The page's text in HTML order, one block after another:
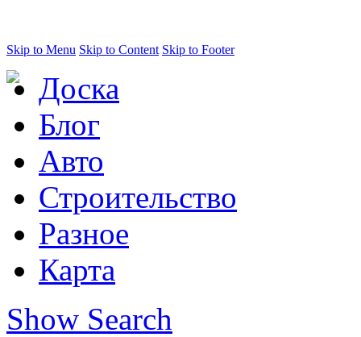
Skip to Menu Skip to Content Skip to Footer
Доска
Блог
Авто
Строительство
Разное
Карта
Show Search